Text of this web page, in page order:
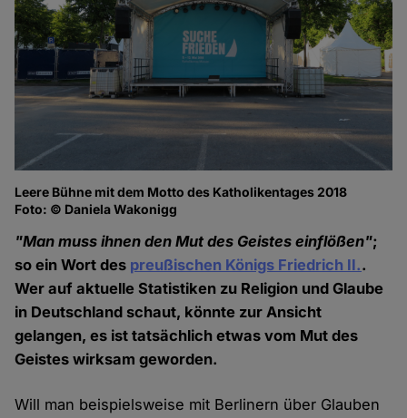
Leere Bühne mit dem Motto des Katholikentages 2018
Foto: © Daniela Wakonigg
"Man muss ihnen den Mut des Geistes einflößen";
so ein Wort des preußischen Königs Friedrich II..
Wer auf aktuelle Statistiken zu Religion und Glaube
in Deutschland schaut, könnte zur Ansicht
gelangen, es ist tatsächlich etwas vom Mut des
Geistes wirksam geworden.
Will man beispielsweise mit Berlinern über Glauben